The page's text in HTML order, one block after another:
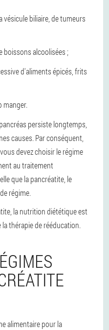
vésicule biliaire, de tumeurs
boissons alcoolisées ;
d'aliments épicés, frits
manger.
persiste longtemps,
causes. Par conséquent,
devez choisir le régime
au traitement
que la pancréatite, le
régime.
la nutrition diététique est
thérapie de rééducation.
alimentaire pour la